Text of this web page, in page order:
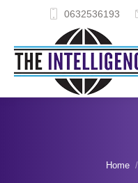
0632536193
You
Home